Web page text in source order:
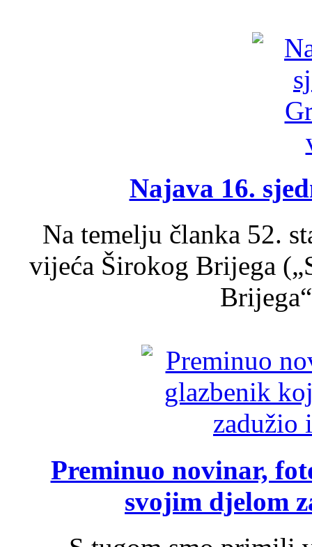
Najava 16.
Na temelju članka 52.
vijeća Širokog Brijega
Preminuo novinar,
svojim djelom